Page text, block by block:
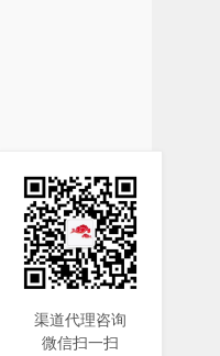
传播及传媒系统
渠道代理咨询
微信扫一扫